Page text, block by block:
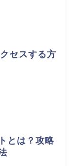
セスする方
とは？攻略